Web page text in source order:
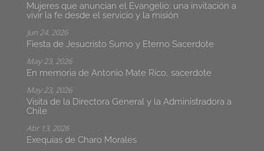
Mujeres que anuncian el Evangelio: una invitación a
vivir la fe desde el servicio y la misión
Jun 24, 2026
Fiesta de Jesucristo Sumo y Eterno Sacerdote
May 23, 2026
En memoria de Antonio Mate Rico, sacerdote
May 23, 2026
Visita de la Directora General y la Administradora a
Chile
Abr 13, 2026
Exequias de Charo Morales